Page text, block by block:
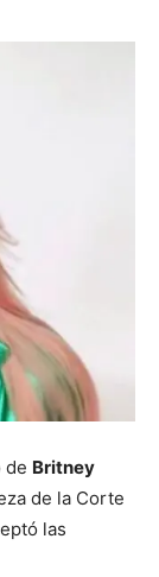
de Britney
de la Corte
las